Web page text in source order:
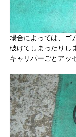
場合によっては、ゴ
破けてしまったりし
キャリパーごとアッ